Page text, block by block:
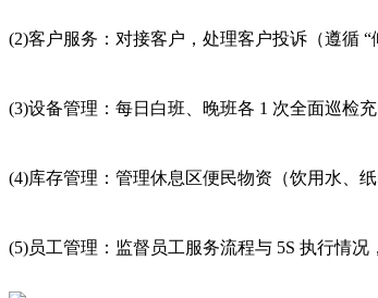
(2)客户服务：对接客户，处理客户投诉（遵循
(3)设备管理：每日白班、晚班各 1 次全面巡检
(4)库存管理：管理休息区便民物资（饮用水、
(5)员工管理：监督员工服务流程与 5S 执行情